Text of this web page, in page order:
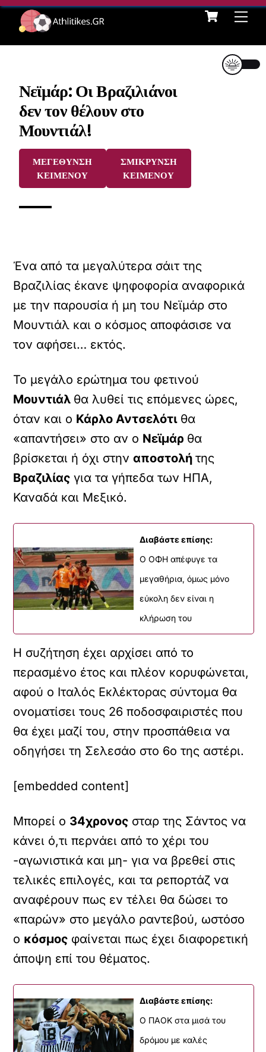
Skip
content
Cart
Νεϊμάρ: Οι Βραζιλιάνοι
δεν τον θέλουν στο
Μουντιάλ!
ΜΕΓΕΘΥΝΣΗ
ΚΕΙΜΕΝΟΥ
ΣΜΙΚΡΥΝΣΗ
ΚΕΙΜΕΝΟΥ
Ένα από τα μεγαλύτερα σάιτ της
Βραζιλίας έκανε ψηφοφορία αναφορικά
με την παρουσία ή μη του Νεϊμάρ στο
Μουντιάλ και ο κόσμος αποφάσισε να
τον αφήσει… εκτός.
Το μεγάλο ερώτημα του φετινού
Μουντιάλ θα λυθεί τις επόμενες ώρες,
όταν και ο Κάρλο Αντσελότιθα
«απαντήσει» στο αν ο Νεϊμάρ θα
βρίσκεται ή όχι στηναποστολήτης
Βραζιλίαςγια τα γήπεδα των ΗΠΑ,
Καναδά και Μεξικό.
Διαβάστε επίσης:
Ο ΟΦΗ απέφυγε τα
μεγαθήρια, όμως μόνο
εύκολη δεν είναι η
κλήρωση του
Η συζήτηση έχει αρχίσει από το
περασμένο έτος και πλέον κορυφώνεται,
αφού ο Ιταλός Εκλέκτορας σύντομα θα
ονοματίσει τους 26 ποδοσφαιριστές που
θα έχει μαζί του, στην προσπάθεια να
οδηγήσει τη Σελεσάο στο 6ο της αστέρι.
[embedded content]
Μπορεί ο 34χρονος σταρ της Σάντος να
κάνει ό,τι περνάει από το χέρι του
-αγωνιστικά και μη- για να βρεθεί στις
τελικές επιλογές, και τα ρεπορτάζ να
αναφέρουν πως εν τέλει θα δώσει το
«παρών» στο μεγάλο ραντεβού, ωστόσο
ο κόσμος φαίνεται πως έχει διαφορετική
άποψη επί του θέματος.
Διαβάστε επίσης:
Ο ΠΑΟΚ στα μισά του
δρόμου με καλές